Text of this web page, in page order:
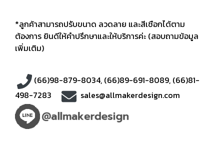
*ลูกค้าสามารถปรับขนาด ลวดลาย และสีเชือกได้ตาม
ต้องการ ยินดีให้คำปรึกษาและให้บริการค่ะ (สอบถามข้อมูล
เพิ่มเติม)
(66)98-879-8034, (66)89-691-8089, (66)81-
498-7283
sales@allmakerdesign.com